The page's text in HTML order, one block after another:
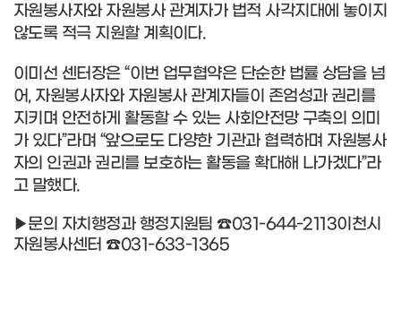
자원봉사자와 자원봉사 관계자가 법적 사각지대에 놓이지
않도록 적극 지원할 계획이다.
이미선 센터장은 “이번 업무협약은 단순한 법률 상담을 넘
어, 자원봉사자와 자원봉사 관계자들이 존엄성과 권리를
지키며 안전하게 활동할 수 있는 사회안전망 구축의 의미
가 있다”라며 “앞으로도 다양한 기관과 협력하며 자원봉사
자의 인권과 권리를 보호하는 활동을 확대해 나가겠다”라
고 말했다.
▶문의 자치행정과 행정지원팀 ☎031-644-2113이천시
자원봉사센터 ☎031-633-1365